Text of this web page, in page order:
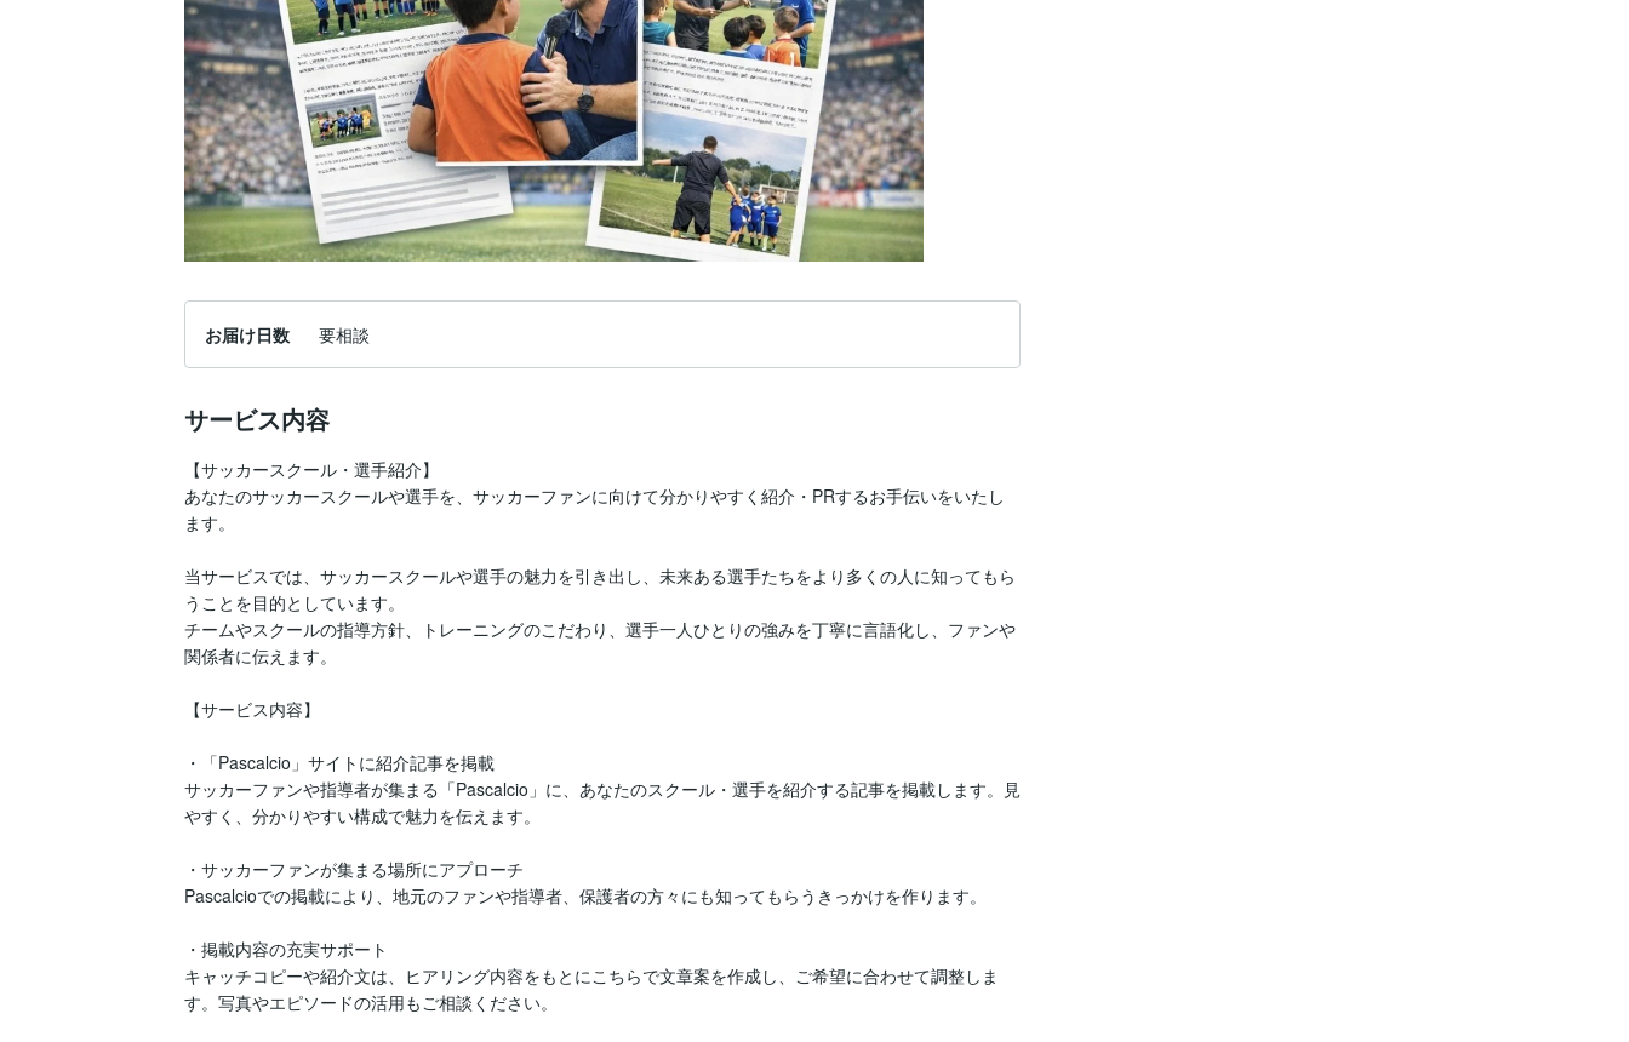
お届け日数 要相談
サービス内容
【サッカースクール・選手紹介】
あなたのサッカースクールや選手を、サッカーファンに向けて分かりやすく紹介・PRするお手伝いをいたし
ます。
当サービスでは、サッカースクールや選手の魅力を引き出し、未来ある選手たちをより多くの人に知ってもら
うことを目的としています。
チームやスクールの指導方針、トレーニングのこだわり、選手一人ひとりの強みを丁寧に言語化し、ファンや
関係者に伝えます。
【サービス内容】
・「Pascalcio」サイトに紹介記事を掲載
サッカーファンや指導者が集まる「Pascalcio」に、あなたのスクール・選手を紹介する記事を掲載します。見
やすく、分かりやすい構成で魅力を伝えます。
・サッカーファンが集まる場所にアプローチ
Pascalcioでの掲載により、地元のファンや指導者、保護者の方々にも知ってもらうきっかけを作ります。
・掲載内容の充実サポート
キャッチコピーや紹介文は、ヒアリング内容をもとにこちらで文章案を作成し、ご希望に合わせて調整しま
す。写真やエピソードの活用もご相談ください。